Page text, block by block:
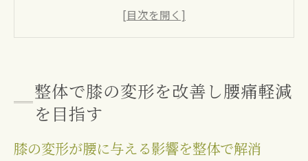
膝の変形を整体で調整する具体的な方法
整体による膝の柔軟性向上が腰痛を防ぐ
和
整体治療で膝と腰の痛みを同時にケア
和
整体で膝の変形を改善し腰痛軽減
を目指す
膝の変形が腰に与える影響を整体で解消